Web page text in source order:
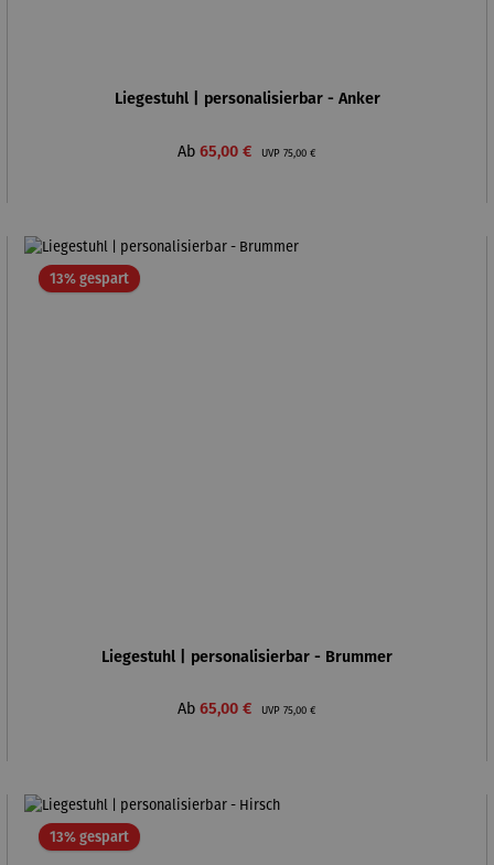
Liegestuhl | personalisierbar - Anker
Verkaufspreis:
Ab 65,00 € UVP Regulärer Preis:
75,00 €
13% gespartRabatt
Liegestuhl | personalisierbar - Brummer
Verkaufspreis:
Ab 65,00 € UVP Regulärer Preis:
75,00 €
13% gespartRabatt